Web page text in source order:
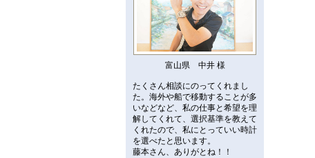
富山県 中井 様
たくさん相談にのってくれまし
た。海外や船で移動することが多
いなどなど、私の仕事と希望を理
解してくれて、選択基準を教えて
くれたので、私にとっていい時計
を選べたと思います。
藤本さん、ありがとね！！